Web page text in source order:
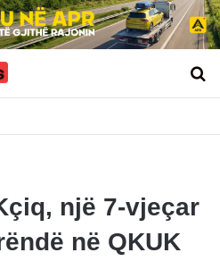
një 7-vjeçar
në QKUK